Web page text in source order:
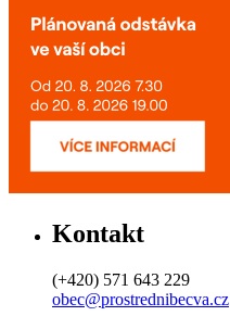
Kontakt
(+420) 571 643 229
obec@prostrednibecva.cz